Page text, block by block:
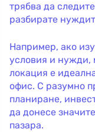
трябва да
разбирате
Например, ако
условия и нужди,
локация е
офис. С разумно
планиране,
да донесе
пазара.